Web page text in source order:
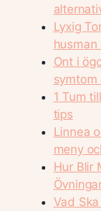
Lyxig
husman
Ont i
symtom
1 Tum
tips
Linnea
meny
Hur Blir
Vad